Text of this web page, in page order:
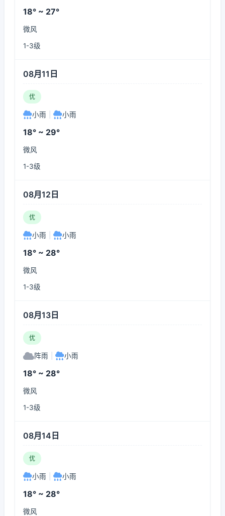
18° ~ 27°
微风
1-3级
08月11日
优
小雨 小雨
18° ~ 29°
微风
1-3级
08月12日
优
小雨 小雨
18° ~ 28°
微风
1-3级
08月13日
优
阵雨 小雨
18° ~ 28°
微风
1-3级
08月14日
优
小雨 小雨
18° ~ 28°
微风